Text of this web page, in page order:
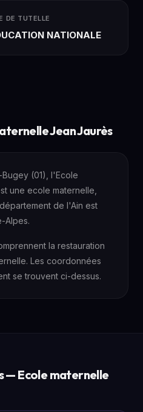
DE TUTELLE
NATIONALE
Jean Jaurès
(01), l'Ecole
une ecole maternelle,
de l'Ain est
Alpes.
la restauration
Les coordonnées
se trouvent ci-dessus.
— Ecole maternelle